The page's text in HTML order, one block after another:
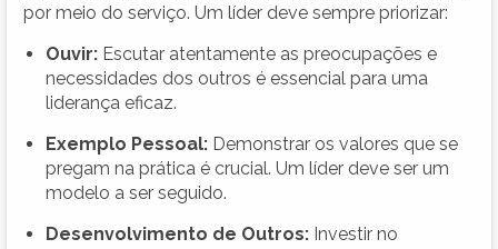
por meio do serviço. Um líder deve sempre priorizar:
Ouvir: Escutar atentamente as preocupações e
necessidades dos outros é essencial para uma
liderança eficaz.
Exemplo Pessoal: Demonstrar os valores que se
pregam na prática é crucial. Um líder deve ser um
modelo a ser seguido.
Desenvolvimento de Outros: Investir no